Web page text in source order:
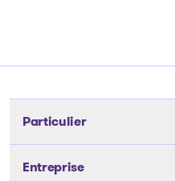
Particulier
Outils
Entreprise